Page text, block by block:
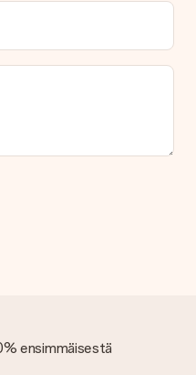
yhteyttä asiakaspalveluun.
iDeal, Paypal, luottokortti,
lahjasi ei ole sinun mielesi
suoraan
yllätyksen!
ensimmäisestä